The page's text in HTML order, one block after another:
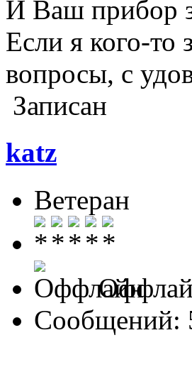
И Ваш прибор
Если я кого-то
вопросы, с
Записан
katz
Ветеран
Сообщений: